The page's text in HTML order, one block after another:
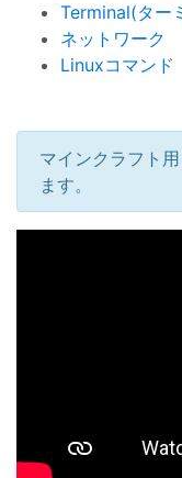
Terminal(ター
ネットワーク
Linuxコマンド
マインクラフト
ます。